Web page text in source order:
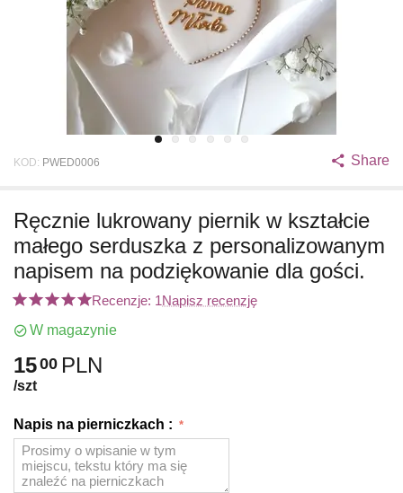
KOD: PWED0006 Share
Ręcznie lukrowany piernik w kształcie
małego serduszka z personalizowanym
napisem na podziękowanie dla gości.
Recenzje: 1Napisz recenzję
W magazynie
1500 PLN
/szt
Napis na pierniczkach :